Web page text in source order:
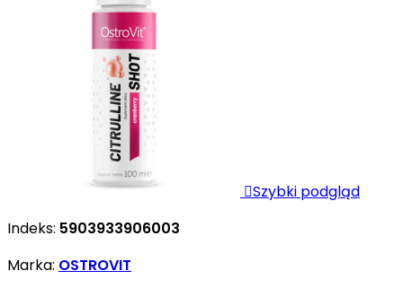
Szybki podgląd
Indeks: 5903933906003
Marka: OSTROVIT